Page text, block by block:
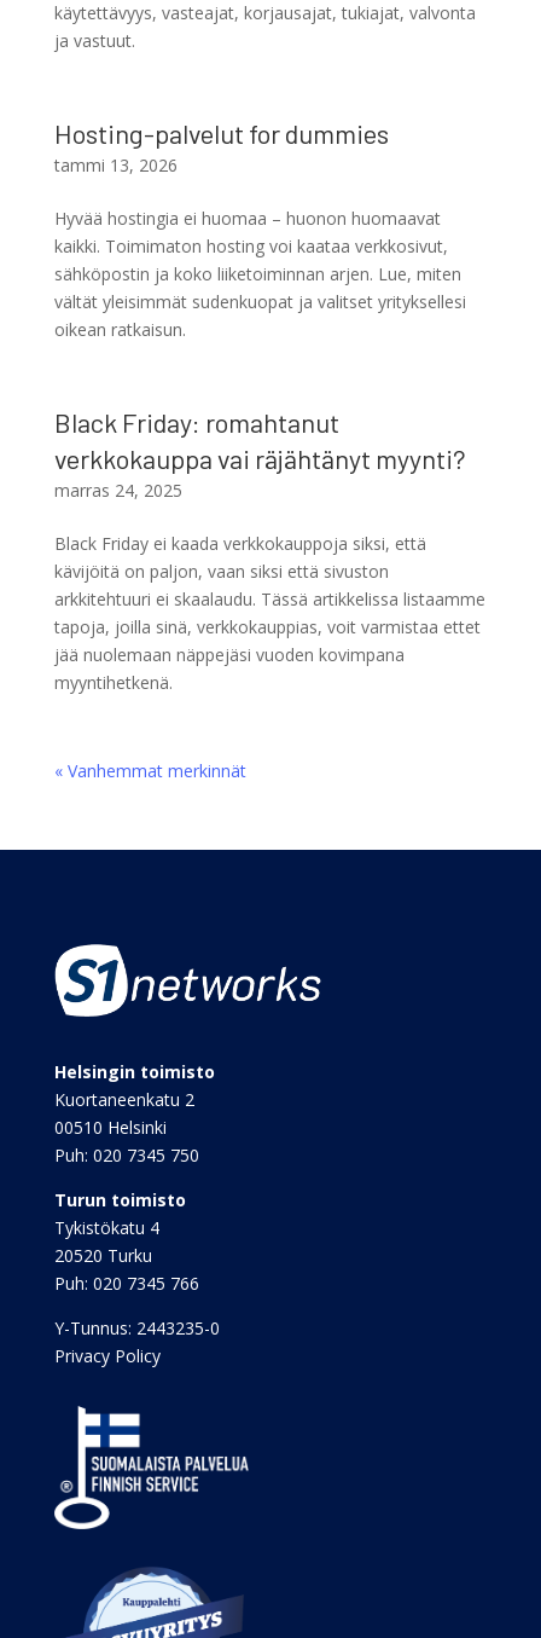
käytettävyys, vasteajat, korjausajat, tukiajat, valvonta
ja vastuut.
Hosting-palvelut for dummies
tammi 13, 2026
Hyvää hostingia ei huomaa – huonon huomaavat
kaikki. Toimimaton hosting voi kaataa verkkosivut,
sähköpostin ja koko liiketoiminnan arjen. Lue, miten
vältät yleisimmät sudenkuopat ja valitset yrityksellesi
oikean ratkaisun.
Black Friday: romahtanut
verkkokauppa vai räjähtänyt myynti?
marras 24, 2025
Black Friday ei kaada verkkokauppoja siksi, että
kävijöitä on paljon, vaan siksi että sivuston
arkkitehtuuri ei skaalaudu. Tässä artikkelissa listaamme
tapoja, joilla sinä, verkkokauppias, voit varmistaa ettet
jää nuolemaan näppejäsi vuoden kovimpana
myyntihetkenä.
« Vanhemmat merkinnät
Helsingin toimisto
Kuortaneenkatu 2
00510 Helsinki
Puh: 020 7345 750
Turun toimisto
Tykistökatu 4
20520 Turku
Puh: 020 7345 766
Y-Tunnus: 2443235-0
Privacy Policy